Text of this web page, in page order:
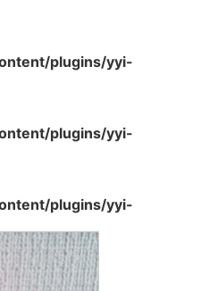
plugins/yyi-
plugins/yyi-
plugins/yyi-